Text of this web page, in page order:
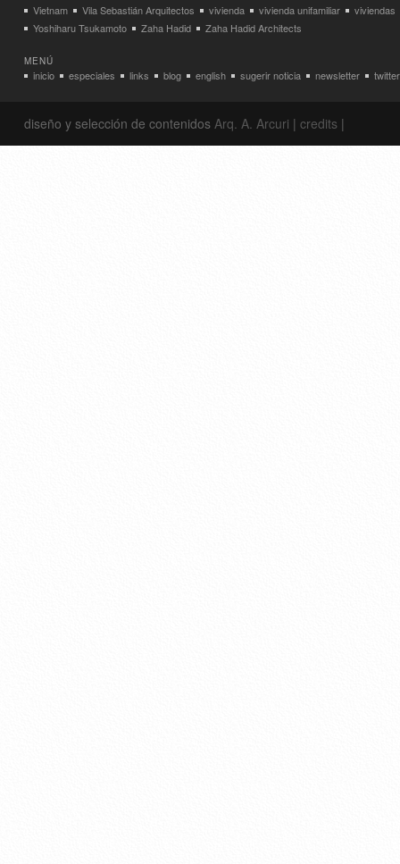
Vietnam
Vila Sebastián Arquitectos vivienda vivienda unifamiliar
viviendas
Yoshiharu Tsukamoto
Zaha Hadid Zaha Hadid Architects
MENÚ
inicio especiales links blog english sugerir noticia newsletter twitter
diseño y selección de contenidos Arq. A. Arcuri | credits |